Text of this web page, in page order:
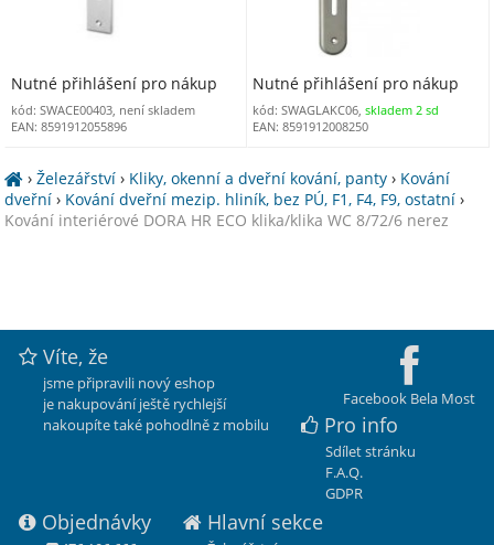
Nutné přihlášení pro nákup
kód: SWACE00403, není skladem
EAN: 8591912055896
Nutné přihlášení pro nákup
kód: SWAGLAKC06,skladem 2 sd
EAN: 8591912008250
›Železářství › Kliky, okenní a dveřní kování, panty › Kování
dveřní › Kování dveřní mezip. hliník, bez PÚ, F1, F4, F9, ostatní ›
Kování interiérové DORA HR ECO klika/klika WC 8/72/6 nerez
Facebook Bela Most
Víte, že
jsme připravili nový eshop
je nakupování ještě rychlejší
nakoupíte také pohodlně z mobilu
Pro info
Sdílet stránku
F.A.Q.
GDPR
Objednávky Hlavní sekce